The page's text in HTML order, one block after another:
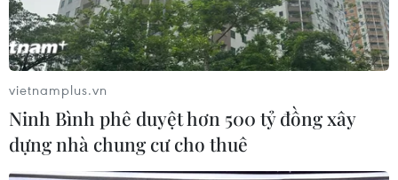
vietnamplus.vn
Ninh Bình phê duyệt hơn 500 tỷ đồng xây
dựng nhà chung cư cho thuê